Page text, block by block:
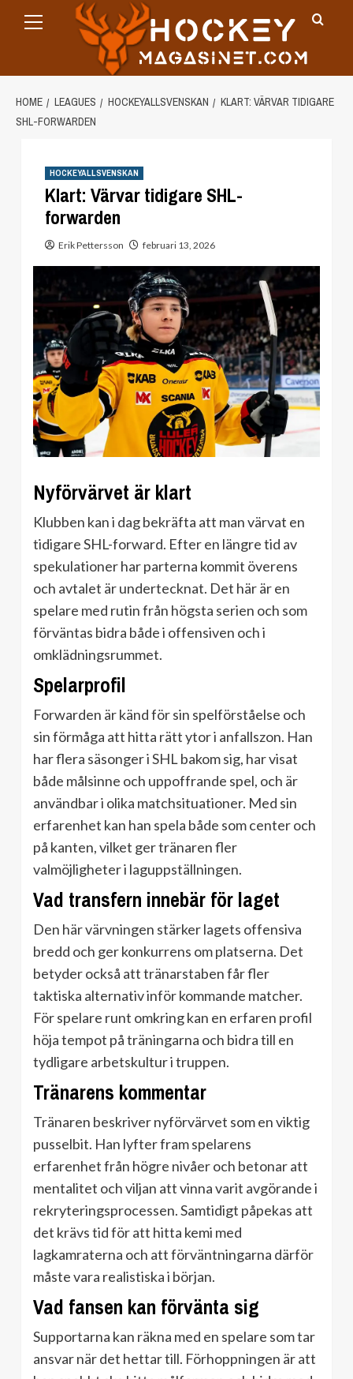
Menu
HOME LEAGUES HOCKEYALLSVENSKAN
KLART: VÄRVAR TIDIGARE
SHL-FORWARDEN
HOCKEYALLSVENSKAN
Klart: Värvar tidigare SHL-
forwarden
Erik Pettersson februari 13, 2026
Nyförvärvet är klart
Klubben kan i dag bekräfta att man värvat en
tidigare SHL-forward. Efter en längre tid av
spekulationer har parterna kommit överens
och avtalet är undertecknat. Det här är en
spelare med rutin från högsta serien och som
förväntas bidra både i offensiven och i
omklädningsrummet.
Spelarprofil
Forwarden är känd för sin spelförståelse och
sin förmåga att hitta rätt ytor i anfallszon. Han
har flera säsonger i SHL bakom sig, har visat
både målsinne och uppoffrande spel, och är
användbar i olika matchsituationer. Med sin
erfarenhet kan han spela både som center och
på kanten, vilket ger tränaren fler
valmöjligheter i laguppställningen.
Vad transfern innebär för laget
Den här värvningen stärker lagets offensiva
bredd och ger konkurrens om platserna. Det
betyder också att tränarstaben får fler
taktiska alternativ inför kommande matcher.
För spelare runt omkring kan en erfaren profil
höja tempot på träningarna och bidra till en
tydligare arbetskultur i truppen.
Tränarens kommentar
Tränaren beskriver nyförvärvet som en viktig
pusselbit. Han lyfter fram spelarens
erfarenhet från högre nivåer och betonar att
mentalitet och viljan att vinna varit avgörande i
rekryteringsprocessen. Samtidigt påpekas att
det krävs tid för att hitta kemi med
lagkamraterna och att förväntningarna därför
måste vara realistiska i början.
Vad fansen kan förvänta sig
Supportarna kan räkna med en spelare som tar
ansvar när det hettar till. Förhoppningen är att